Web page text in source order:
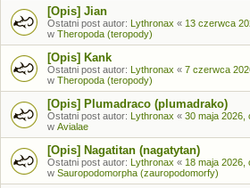
[Opis] Jian
Ostatni post autor: Lythronax « 13 czerwca
w Theropoda (teropody)
[Opis] Kank
Ostatni post autor: Lythronax « 7 czerwca
w Theropoda (teropody)
[Opis] Plumadraco (plumadrako)
Ostatni post autor: Lythronax « 30 maja 2026,
w Avialae
[Opis] Nagatitan (nagatytan)
Ostatni post autor: Lythronax « 18 maja 2026,
w Sauropodomorpha (zauropodomorfy)